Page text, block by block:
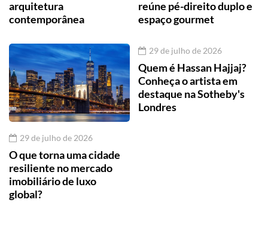
arquitetura
contemporânea
reúne pé-direito duplo e
espaço gourmet
29 de julho de 2026
O que torna uma cidade
resiliente no mercado
imobiliário de luxo
global?
29 de julho de 2026
Quem é Hassan Hajjaj?
Conheça o artista em
destaque na Sotheby's
Londres